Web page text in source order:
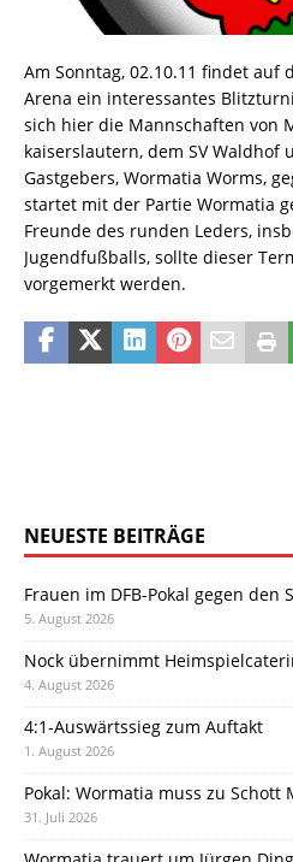
Am Sonntag, 02.10.11 findet auf
Arena ein interessantes
sich hier die Mannschaften von
kaiserslautern, dem SV Waldhof
Gastgebers, Wormatia Worms,
startet mit der Partie Wormatia
Freunde des runden Leders,
Jugendfußballs, sollte dieser
vorgemerkt werden.
NEUESTE BEITRÄGE
Frauen im DFB-Pokal gegen den
5. August 2026
Nock übernimmt
4. August 2026
4:1-Auswärtssieg zum Auftakt
1. August 2026
Pokal: Wormatia muss zu Schott
31. Juli 2026